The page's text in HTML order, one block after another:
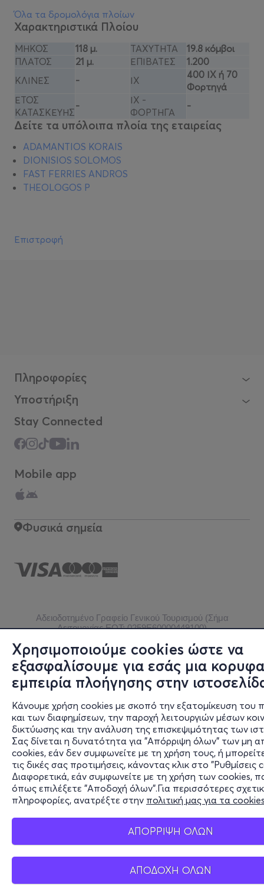
Χρησιμοποιούμε cookies ώστε να
εξασφαλίσουμε για εσάς μια
εμπειρία πλοήγησης στην
Κάνουμε χρήση cookies με σκοπό την εξατομίκευση του
και των διαφημίσεων, την παροχή λειτουργιών μέσων
δικτύωσης και την ανάλυση της επισκεψιμότητας των
Σας δίνεται η δυνατότητα για "Απόρριψη όλων" των μη
cookies, εάν δεν συμφωνείτε με τη χρήση τους, ή
τις δικές σας προτιμήσεις, κάνοντας κλικ στο "Ρυθμίσεις
Διαφορετικά, εάν συμφωνείτε με τη χρήση των cookies,
όπως επιλέξετε "Αποδοχή όλων".Για περισσότερες
πληροφορίες, ανατρέξτε στην πολιτική μας για τα
ΑΠΟΡΡΙΨΗ ΟΛΩΝ
ΑΠΟΔΟΧΗ ΟΛΩΝ
Όλα τα δρομολόγια πλοίων
Χαρακτηριστικά Πλοίου
ΜΗΚΟΣ 118 μ. ΤΑΧΥΤΗΤΑ
19.8 κόμβοι
ΠΛΑΤΟΣ
21 μ. ΕΠΙΒΑΤΕΣ
1.200
ΚΛΙΝΕΣ
- ΙΧ
400 ΙΧ ή 70
Φορτηγά
ΕΤΟΣ
ΚΑΤΑΣΚΕΥΗΣ
-
ΙΧ -
ΦΟΡΤΗΓΑ
-
Δείτε τα υπόλοιπα πλοία της εταιρείας
ADAMANTIOS KORAIS
DIONISIOS SOLOMOS
FAST FERRIES ANDROS
THEOLOGOS P
Επιστροφή
Φυσικά σημεία
Πληροφορίες
Υποστήριξη
Stay Connected
Mobile app
Αδειοδοτημένο Γραφείο Γενικού Τουρισμού (Σήμα
Λειτουργίας ΕΟΤ: 0259Ε60000449100)
© 2026 more.com